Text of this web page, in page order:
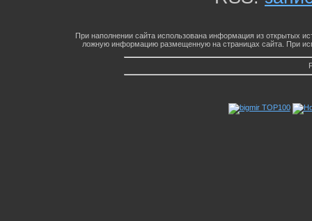
При наполнении сайта использована информация из открытых
ложную информацию размещенную на страницах сайта. При